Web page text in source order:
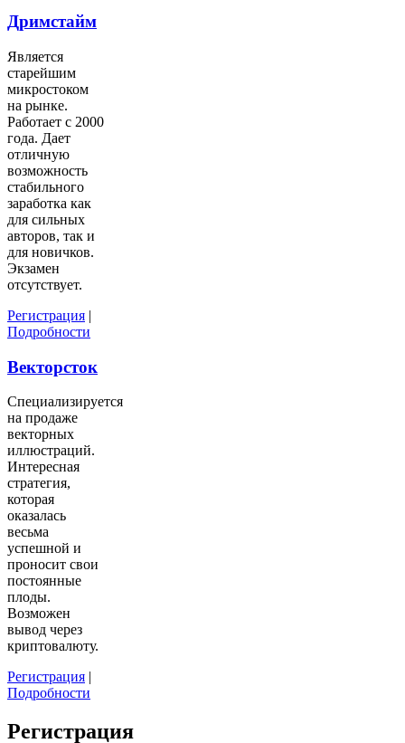
Дримстайм
Является
старейшим
микростоком
на рынке.
Работает с 2000
года. Дает
отличную
возможность
стабильного
заработка как
для сильных
авторов, так и
для новичков.
Экзамен
отсутствует.
Регистрация |
Подробности
Векторсток
Специализируется
на продаже
векторных
иллюстраций.
Интересная
стратегия,
которая
оказалась
весьма
успешной и
проносит свои
постоянные
плоды.
Возможен
вывод через
криптовалюту.
Регистрация |
Подробности
Регистрация